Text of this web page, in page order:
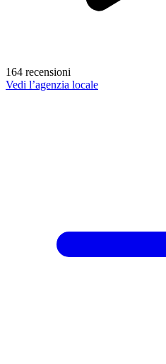
164 recensioni
Vedi l’agenzia locale